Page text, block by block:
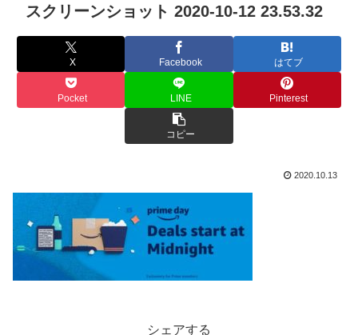
スクリーンショット 2020-10-12 23.53.32
X Facebook はてブ
Pocket LINE Pinterest
コピー
2020.10.13
シェアする